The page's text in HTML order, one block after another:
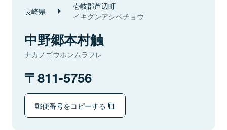
長崎県 壱岐郡芦辺町
イキグンアシベチョウ
中野郷本村触
ナカノゴウホンムラフレ
811-5756
郵便番号をコピーする